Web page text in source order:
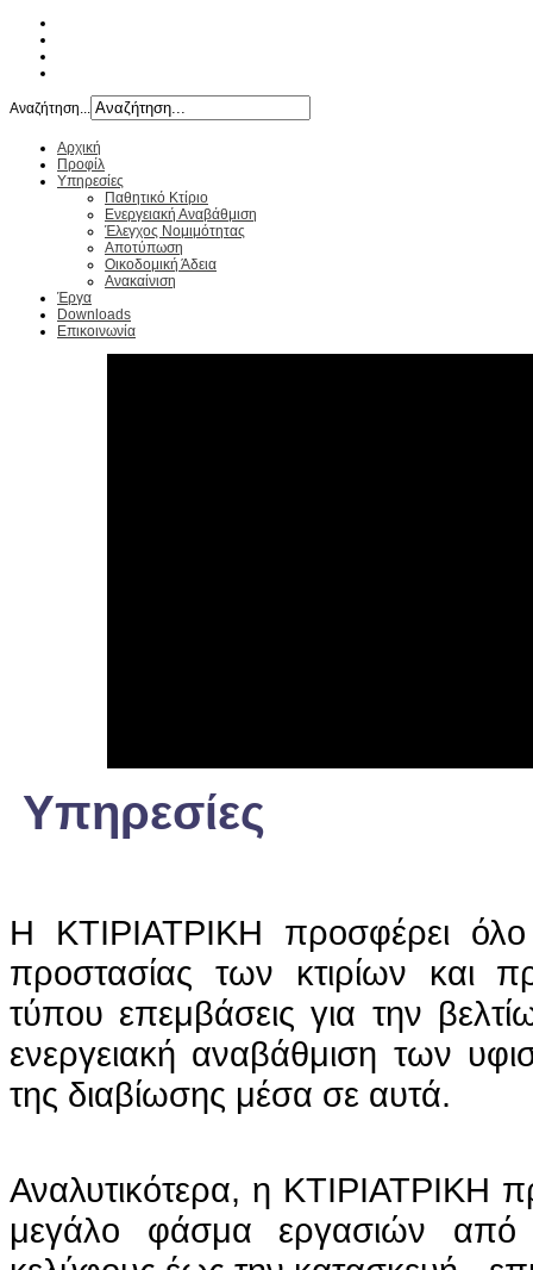
Αναζήτηση...
Αρχική
Προφίλ
Υπηρεσίες
Παθητικό Κτίριο
Ενεργειακή Αναβάθμιση
Έλεγχος Νομιμότητας
Αποτύπωση
Οικοδομική Άδεια
Ανακαίνιση
Έργα
Downloads
Επικοινωνία
Υπηρεσίες
Η ΚΤΙΡΙΑΤΡΙΚΗ προσφέρει
προστασίας των κτιρίων και
τύπου επεμβάσεις για την
ενεργειακή αναβάθμιση των
της διαβίωσης μέσα σε αυτά.
Αναλυτικότερα, η ΚΤΙΡΙΑΤΡΙΚΗ
μεγάλο φάσμα εργασιών από